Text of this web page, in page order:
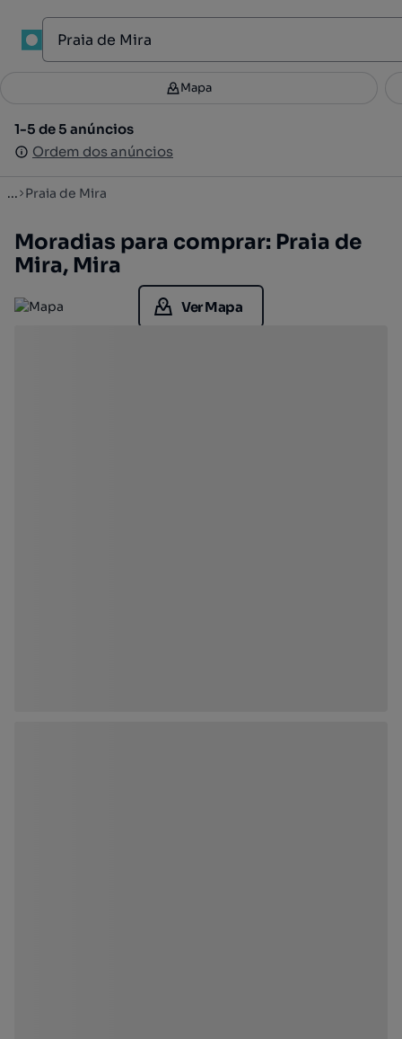
Filtros 2
1-5 de 5 anúncios
Ordem dos anúncios
Mapa
1-5 de 5 anúncios
Ordem dos anúncios
... Praia de Mira
Moradias para comprar: Praia de
Mira, Mira
Ver Mapa